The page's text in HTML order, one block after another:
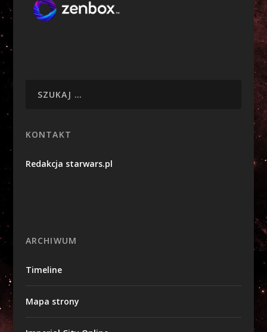
KONTAKT
Redakcja starwars.pl
ARCHIWUM
Timeline
Mapa strony